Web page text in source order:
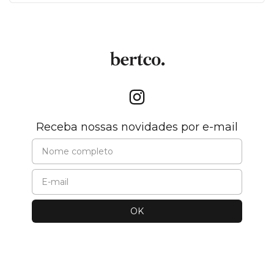
Receba nossas novidades por e-mail